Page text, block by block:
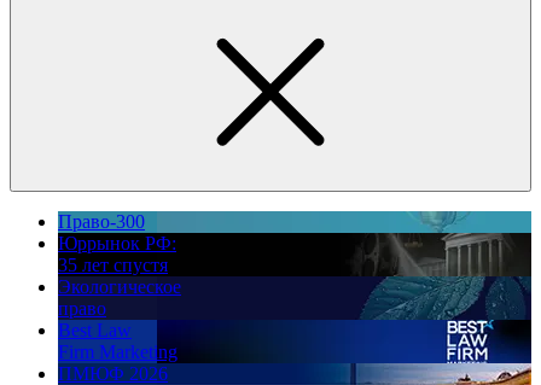
Право-300
Юррынок РФ:
35 лет спустя
Экологическое
право
Best Law
Firm Marketing
ПМЮФ 2026